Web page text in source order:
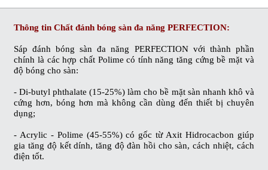
Thông tinChất đánh bóng sàn đa năng PERFECTION:
Sáp đánh bóng sàn đa năng PERFECTION với thành phần
chính là các hợp chất Polime có tính năng tăng cứng bề mặt và
độ bóng cho sàn:
- Di-butyl phthalate (15-25%) làm cho bề mặt sàn nhanh khô và
cứng hơn, bóng hơn mà không cần dùng đến thiết bị chuyên
dụng;
- Acrylic - Polime (45-55%) có gốc từ Axit Hidrocacbon giúp
gia tăng độ kết dính, tăng độ đàn hồi cho sàn, cách nhiệt, cách
điện tốt.